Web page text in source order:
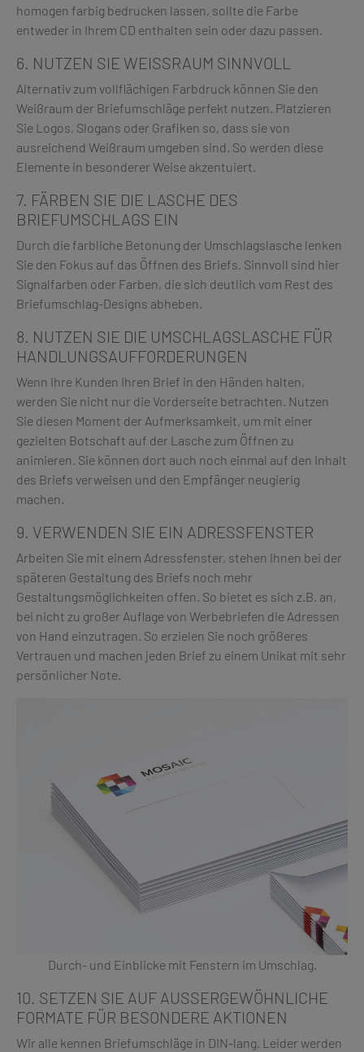
homogen farbig bedrucken lassen, sollte die Farbe
entweder in Ihrem CD enthalten sein oder dazu passen.
6. NUTZEN SIE WEISSRAUM SINNVOLL
Alternativ zum vollflächigen Farbdruck können Sie den
Weißraum der Briefumschläge perfekt nutzen. Platzieren
Sie Logos, Slogans oder Grafiken so, dass sie von
ausreichend Weißraum umgeben sind. So werden diese
Elemente in besonderer Weise akzentuiert.
7. FÄRBEN SIE DIE LASCHE DES
BRIEFUMSCHLAGS EIN
Durch die farbliche Betonung der Umschlagslasche lenken
Sie den Fokus auf das Öffnen des Briefs. Sinnvoll sind hier
Signalfarben oder Farben, die sich deutlich vom Rest des
Briefumschlag-Designs abheben.
8. NUTZEN SIE DIE UMSCHLAGSLASCHE FÜR
HANDLUNGSAUFFORDERUNGEN
Wenn Ihre Kunden Ihren Brief in den Händen halten,
werden Sie nicht nur die Vorderseite betrachten. Nutzen
Sie diesen Moment der Aufmerksamkeit, um mit einer
gezielten Botschaft auf der Lasche zum Öffnen zu
animieren. Sie können dort auch noch einmal auf den Inhalt
des Briefs verweisen und den Empfänger neugierig
machen.
9. VERWENDEN SIE EIN ADRESSFENSTER
Arbeiten Sie mit einem Adressfenster, stehen Ihnen bei der
späteren Gestaltung des Briefs noch mehr
Gestaltungsmöglichkeiten offen. So bietet es sich z.B. an,
bei nicht zu großer Auflage von Werbebriefen die Adressen
von Hand einzutragen. So erzielen Sie noch größeres
Vertrauen und machen jeden Brief zu einem Unikat mit sehr
persönlicher Note.
Durch- und Einblicke mit Fenstern im Umschlag.
10. SETZEN SIE AUF AUSSERGEWÖHNLICHE F
ORMATE FÜR BESONDERE AKTIONEN
Wir alle kennen Briefumschläge in DIN-lang. Leider werden